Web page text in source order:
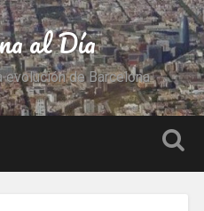
al Día
de Barcelona